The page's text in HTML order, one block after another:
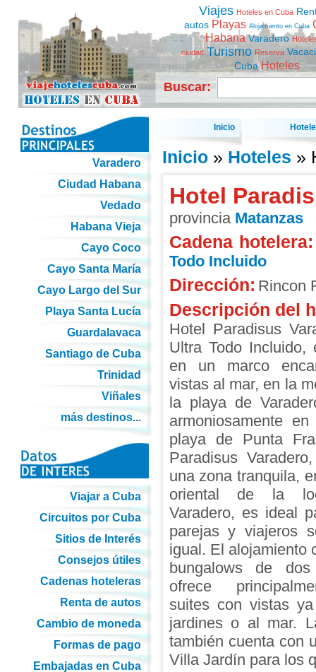
Viajes Hoteles en Cuba
autos Playas Alojamiento en Cuba
Habana Varadero
ciudad Turismo Reserva
Cuba Hoteles
Buscar:
Inicio
Inicio» Hoteles »
Hotel
provincia Matanzas
Cadena hotelera:
Todo Incluido
Dirección: Rincon
Descripción del
Hotel Paradisus
Ultra Todo Incluido,
en un marco
vistas al mar, en la
la playa de
armoniosamente
playa de Punta
Paradisus
una zona tranquila,
oriental de la
Varadero, es ideal
parejas y viajeros
igual. El alojamiento
bungalows de
ofrece
suites con vistas
jardines o al mar.
también cuenta con
Villa Jardín para los
Varadero
Ciudad Habana
Vedado
Habana Vieja
Cayo Coco
Cayo Santa María
Cayo Largo del Sur
Playa Santa Lucía
Guardalavaca
Santiago de Cuba
Trinidad
Viñales
más destinos...
Viajar a Cuba
Circuitos por Cuba
Sitios de Interés
Consejos útiles
Cadenas hoteleras
Renta de autos
Cambio de moneda
Formas de pago
Embajadas en Cuba